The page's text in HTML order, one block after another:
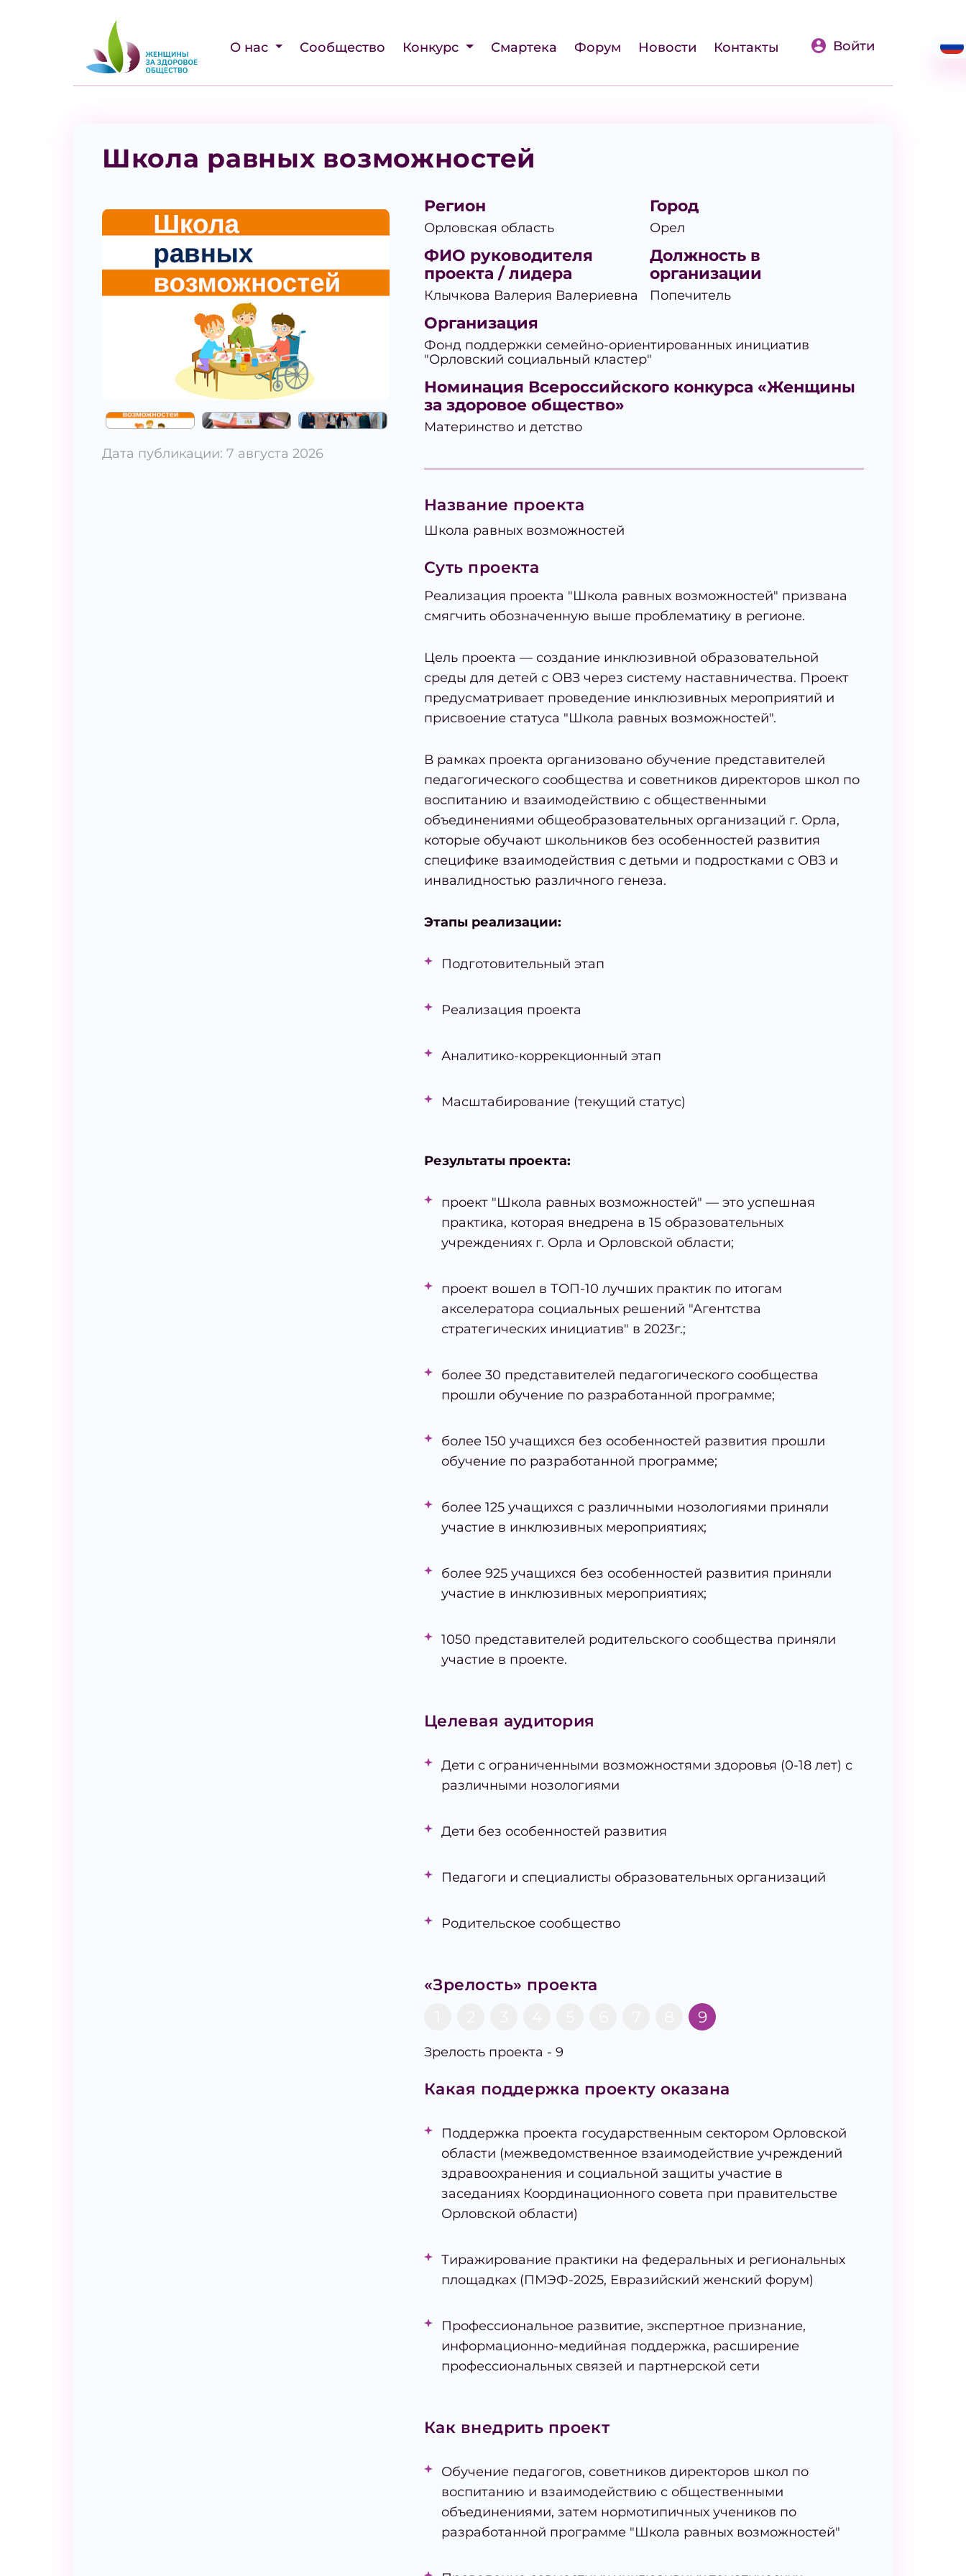
О нас Сообщество Конкурс Смартека Форум Новости Контакты Войти
Школа равных возможностей
Дата публикации: 7 августа 2026
Регион
Орловская область
Город
Орел
ФИО руководителя
проекта / лидера
Клычкова Валерия Валериевна
Должность в
организации
Попечитель
Организация
Фонд поддержки семейно-ориентированных инициатив
"Орловский социальный кластер"
Номинация Всероссийского конкурса «Женщины
за здоровое общество»
Материнство и детство
Название проекта
Школа равных возможностей
Суть проекта
Реализация проекта "Школа равных возможностей" призвана
смягчить обозначенную выше проблематику в регионе.
Цель проекта — создание инклюзивной образовательной
среды для детей с ОВЗ через систему наставничества. Проект
предусматривает проведение инклюзивных мероприятий и
присвоение статуса "Школа равных возможностей".
В рамках проекта организовано обучение представителей
педагогического сообщества и советников директоров школ по
воспитанию и взаимодействию с общественными
объединениями общеобразовательных организаций г. Орла,
которые обучают школьников без особенностей развития
специфике взаимодействия с детьми и подростками с ОВЗ и
инвалидностью различного генеза.
Этапы реализации:
Подготовительный этап
Реализация проекта
Аналитико-коррекционный этап
Масштабирование (текущий статус)
Результаты проекта:
проект "Школа равных возможностей" — это успешная
практика, которая внедрена в 15 образовательных
учреждениях г. Орла и Орловской области;
проект вошел в ТОП-10 лучших практик по итогам
акселератора социальных решений "Агентства
стратегических инициатив" в 2023г.;
более 30 представителей педагогического сообщества
прошли обучение по разработанной программе;
более 150 учащихся без особенностей развития прошли
обучение по разработанной программе;
более 125 учащихся с различными нозологиями приняли
участие в инклюзивных мероприятиях;
более 925 учащихся без особенностей развития приняли
участие в инклюзивных мероприятиях;
1050 представителей родительского сообщества приняли
участие в проекте.
Целевая аудитория
Дети с ограниченными возможностями здоровья (0-18 лет) с
различными нозологиями
Дети без особенностей развития
Педагоги и специалисты образовательных организаций
Родительское сообщество
«Зрелость» проекта
9
Зрелость проекта - 9
Какая поддержка проекту оказана
Поддержка проекта государственным сектором Орловской
области (межведомственное взаимодействие учреждений
здравоохранения и социальной защиты участие в
заседаниях Координационного совета при правительстве
Орловской области)
Тиражирование практики на федеральных и региональных
площадках (ПМЭФ-2025, Евразийский женский форум)
Профессиональное развитие, экспертное признание,
информационно-медийная поддержка, расширение
профессиональных связей и партнерской сети
Как внедрить проект
Обучение педагогов, советников директоров школ по
воспитанию и взаимодействию с общественными
объединениями, затем нормотипичных учеников по
разработанной программе "Школа равных возможностей"